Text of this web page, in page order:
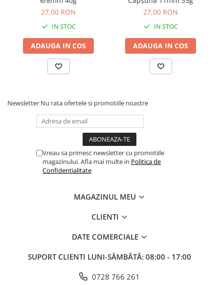
asigurând o prezentare identică de la lansare până la
trăsătură, indiferent dacă partida durează 2 sau 24 de ore.
Îmbunătățește-ți mecanica monturii cu o momeală care
lucrează constant pentru tine.
AVANTAJE PRINCIPALE
Flotabilitate High-End:
Structură elastică ce susține
Dispersie Multi-Stadiu:Mix de solvenți optimizați
pentru orice temperatură a apei.
Pigment alimentar rezistent, care nu
se spală rapid în apă.
Textură „Bait-Friendly”:Permite găurirea sau tăierea
fără a se fărâmița.
amprenta chimică a porumbului proaspăt.
8mm
Aromă:Sweetcorn (Porumb Dulce)
Galben Fluo
27,00 RON
IN STOC
ADAUGA IN COS
27,00 RON
IN STOC
ADAUGA IN COS
Newsletter Nu rata ofertele si promotiile noastre
Vreau sa primesc newsletter cu promotiile
magazinului. Afla mai multe in Politica de
Confidentialitate
MAGAZINUL MEU
CLIENTI
DATE COMERCIALE
SUPORT CLIENTI LUNI-SÂMBĂTĂ: 08:00 - 17:00
0728 766 261